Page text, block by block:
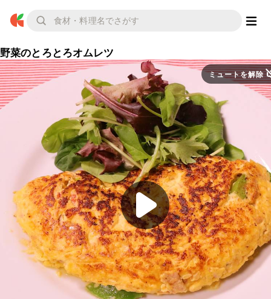
野菜のとろとろオムレツ
ミュートを解除